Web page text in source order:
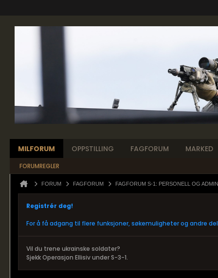
MILFORUM OPPSTILLING FAGFORUM MARKED
FORUMREGLER
FORUM FAGFORUM FAGFORUM S-1: PERSONELL OG
Registrér deg!
For å få adgang til flere funksjoner, søkemuligheter og andre
Vil du trene ukrainske soldater?
Sjekk Operasjon Ellisiv under S-3-1.